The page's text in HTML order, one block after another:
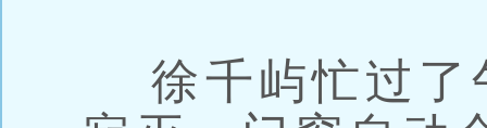
徐千屿忙过了